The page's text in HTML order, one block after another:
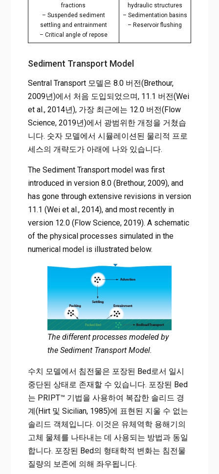
fractions
– Suspended sediment
settling and entrainment
– Critical angle of repose
hydraulic structures
– Sedimentation basins
– Reservoir flushing
Sediment Transport Model
Sentral Transport 모델은 8.0 버전(Brethour,
2009년)에서 처음 도입되었으며, 11.1 버전(Wei
et al., 2014년), 가장 최근에는 12.0 버전(Flow
Science, 2019년)에서 광범위한 개정을 거쳤습
니다. 숫자 모델에서 시뮬레이션된 물리적 프로
세스의 개략도가 아래에 나와 있습니다.
The Sediment Transport model was first
introduced in version 8.0 (Brethour, 2009), and
has gone through extensive revisions in version
11.1 (Wei et al., 2014), and most recently in
version 12.0 (Flow Science, 2019). A schematic
of the physical processes simulated in the
numerical model is illustrated below.
The different processes modeled by
the Sediment Transport Model.
수치 모델에서 침전물은 포장된 Bed로서 일시
중단된 상태로 존재할 수 있습니다. 포장된 Bed
는 PRIPT™ 기법을 사용하여 복잡한 솔리드 경
계(Hirt 및 Sicilian, 1985)에 표현된 지울 수 없는
솔리드 객체입니다. 이것은 유체역학 용해기의
고체 물체를 나타내는 데 사용되는 방법과 동일
합니다. 포장된 Bed의 형태학적 변화는 침전물
질량의 보존에 의해 좌우됩니다.